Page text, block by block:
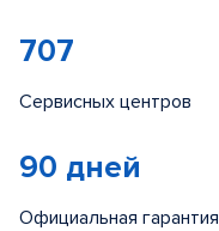
707
Сервисных центров
90 дней
Официальная гарантия